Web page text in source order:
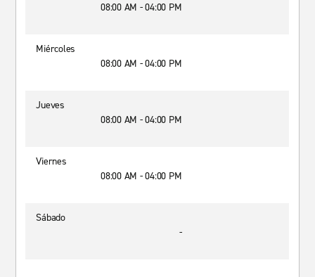
08:00 AM - 04:00 PM
Miércoles
08:00 AM - 04:00 PM
Jueves
08:00 AM - 04:00 PM
Viernes
08:00 AM - 04:00 PM
Sábado
-